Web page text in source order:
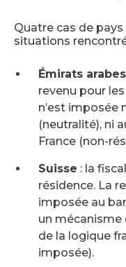
Quatre cas de
situations
Émirats
revenu pour
n’est imposée
(neutralité), ni
France (non-
Suisse : la
résidence. La
imposée au
un
de la logique
imposée).